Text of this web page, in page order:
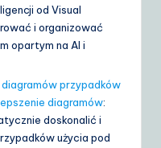
od Visual
i organizować
opartym na AI i
przypadków
diagramów:
doskonalić i
użycia pod